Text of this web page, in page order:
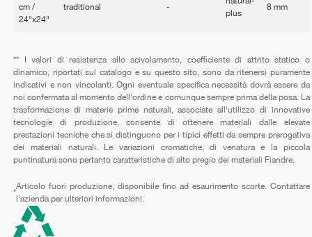
cm /
24"x24"
traditional
-
plus
8 mm
** I valori di resistenza allo scivolamento, coefficiente di attrito statico o
dinamico, riportati sul catalogo e su questo sito, sono da ritenersi puramente
indicativi e non vincolanti. Ogni eventuale specifica necessità dovrà essere da
noi confermata al momento dell'ordine e comunque sempre prima della posa. La
trasformazione di materie prime naturali, associate all'utilizzo di innovative
tecnologie di produzione, consente di ottenere materiali dalle elevate
prestazioni tecniche che si distinguono per i tipici effetti da sempre prerogativa
dei materiali naturali. Le variazioni cromatiche, di venatura e la piccola
puntinatura sono pertanto caratteristiche di alto pregio dei materiali Fiandre.
*
Articolo fuori produzione, disponibile fino ad esaurimento scorte. Contattare
l'azienda per ulteriori informazioni.